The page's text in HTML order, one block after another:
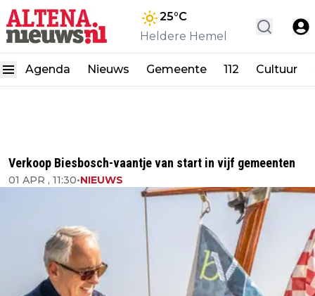
25°C
Heldere Hemel
Agenda Nieuws Gemeente 112 Cultuur
Verkoop Biesbosch-vaantje van start in vijf gemeenten
01 APR , 11:30•NIEUWS